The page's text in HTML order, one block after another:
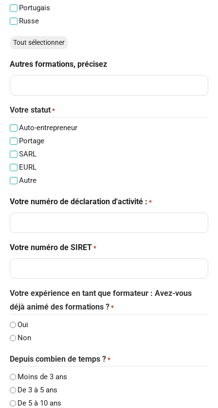
Portugais
Russe
Tout sélectionner
Autres formations, précisez
Votre statut *
Auto-entrepreneur
Portage
SARL
EURL
Autre
Votre numéro de déclaration d'activité : *
Votre numéro de SIRET *
Votre expérience en tant que formateur : Avez-vous
déjà animé des formations ? *
Oui
Non
Depuis combien de temps ? *
Moins de 3 ans
De 3 à 5 ans
De 5 à 10 ans